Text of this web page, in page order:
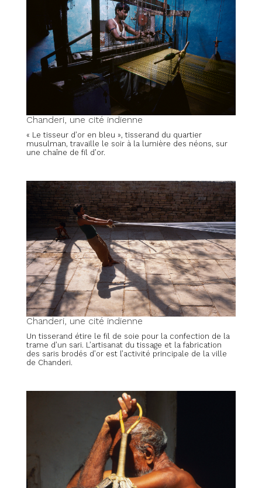
Chanderi, une cité indienne
« Le tisseur d’or en bleu », tisserand du quartier
musulman, travaille le soir à la lumière des néons, sur
une chaîne de fil d’or.
Chanderi, une cité indienne
Un tisserand étire le fil de soie pour la confection de la
trame d’un sari. L’artisanat du tissage et la fabrication
des saris brodés d’or est l’activité principale de la ville
de Chanderi.